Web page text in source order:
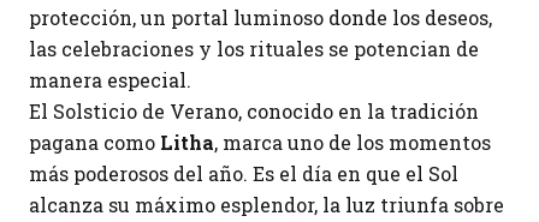
protección, un portal luminoso donde los deseos,
las celebraciones y los rituales se potencian de
manera especial.
El Solsticio de Verano, conocido en la tradición
pagana como Litha, marca uno de los momentos
más poderosos del año. Es el día en que el Sol
alcanza su máximo esplendor, la luz triunfa sobre